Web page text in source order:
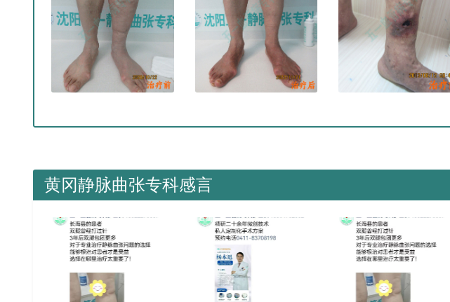
黄冈静脉曲张专科感言